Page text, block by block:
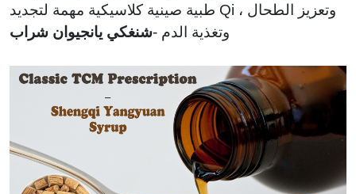
طبية صينية كلاسيكية مهمة لتجديد Qi ، وتعزيز الطحال
وتغذية الدم -شنغكي يانجيوان شراب